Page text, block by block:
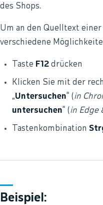
des Shops.
Um an den Quelltext
verschiedene
Taste F12 drücken
Klicken Sie mit der
„Untersuchen“ (in
untersuchen“ (in Edge
Tastenkombination
Beispiel: